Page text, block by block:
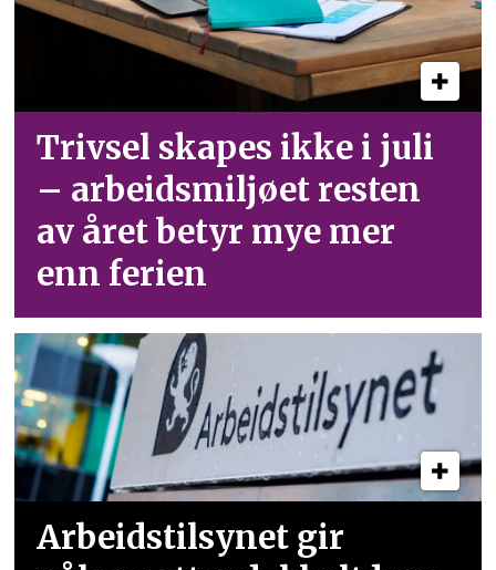
Trivsel skapes ikke i juli
– arbeid­smiljøet resten
av året betyr mye mer
enn ferien
Arbeidstilsynet gir